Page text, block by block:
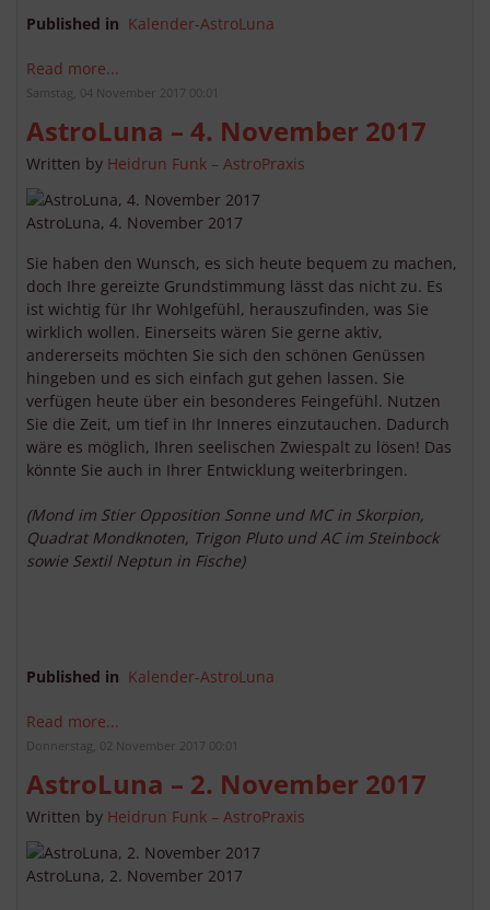
Published in Kalender-AstroLuna
Read more...
Samstag, 04 November 2017 00:01
AstroLuna – 4. November 2017
Written by Heidrun Funk – AstroPraxis
AstroLuna, 4. November 2017
Sie haben den Wunsch, es sich heute bequem zu machen,
doch Ihre gereizte Grundstimmung lässt das nicht zu. Es
ist wichtig für Ihr Wohlgefühl, herauszufinden, was Sie
wirklich wollen. Einerseits wären Sie gerne aktiv,
andererseits möchten Sie sich den schönen Genüssen
hingeben und es sich einfach gut gehen lassen. Sie
verfügen heute über ein besonderes Feingefühl. Nutzen
Sie die Zeit, um tief in Ihr Inneres einzutauchen. Dadurch
wäre es möglich, Ihren seelischen Zwiespalt zu lösen! Das
könnte Sie auch in Ihrer Entwicklung weiterbringen.
(Mond im Stier Opposition Sonne und MC in Skorpion,
Quadrat Mondknoten, Trigon Pluto und AC im Steinbock
sowie Sextil Neptun in Fische)
Published in Kalender-AstroLuna
Read more...
Donnerstag, 02 November 2017 00:01
AstroLuna – 2. November 2017
Written by Heidrun Funk – AstroPraxis
AstroLuna, 2. November 2017